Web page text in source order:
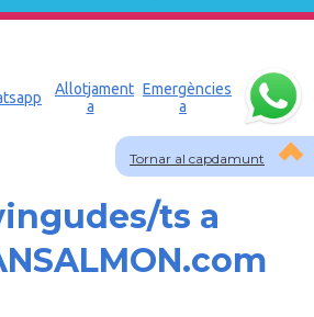
Tornar al capdamunt
Allotjament
a
Emergències
a
ts a